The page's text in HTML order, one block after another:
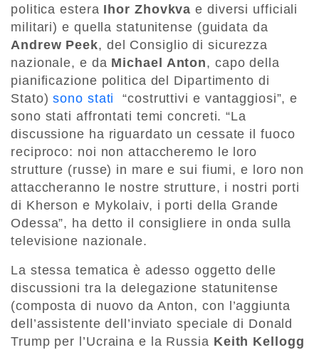
politica estera Ihor Zhovkva e diversi ufficiali
militari) e quella statunitense (guidata da
Andrew Peek, del Consiglio di sicurezza
nazionale, e da Michael Anton, capo della
pianificazione politica del Dipartimento di
Stato)sono stati
“costruttivi e vantaggiosi”, e
sono stati affrontati temi concreti. “La
discussione ha riguardato un cessate il fuoco
reciproco: noi non attaccheremo le loro
strutture (russe) in mare e sui fiumi, e loro non
attaccheranno le nostre strutture, i nostri porti
di Kherson e Mykolaiv, i porti della Grande
Odessa”, ha detto il consigliere in onda sulla
televisione nazionale.
La stessa tematica è adesso oggetto delle
discussioni tra la delegazione statunitense
(composta di nuovo da Anton, con l’aggiunta
dell’assistente dell’inviato speciale di Donald
Trump per l’Ucraina e la Russia Keith Kellogg